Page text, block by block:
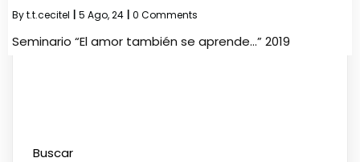
Byt.t.cecitel 5 Ago, 24 0 Comments
Seminario “El amor también se aprende…” 2019
Buscar